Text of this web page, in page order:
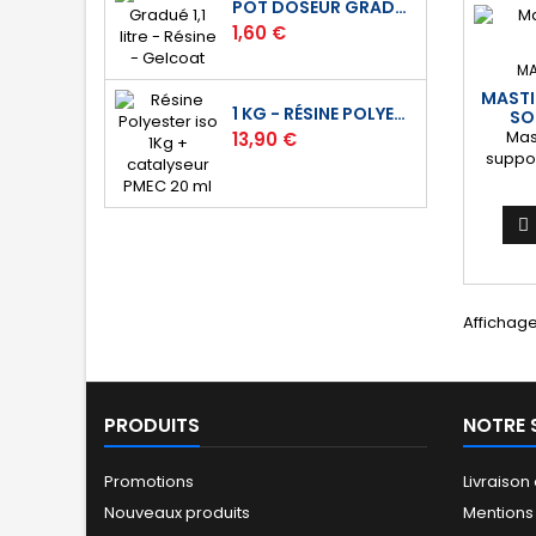
POT DOSEUR GRADUÉ 1,1 LITRE - RÉSINE - GELCOAT
Prix
1,60 €
1 KG - RÉSINE POLYESTER ISO DE STRATIFICATION
Prix
13,90 €

PRODUITS
Promotions
Nouveaux produits
NOTRE
Livraison